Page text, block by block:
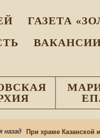
ГАЗЕТА
При храме Казанской